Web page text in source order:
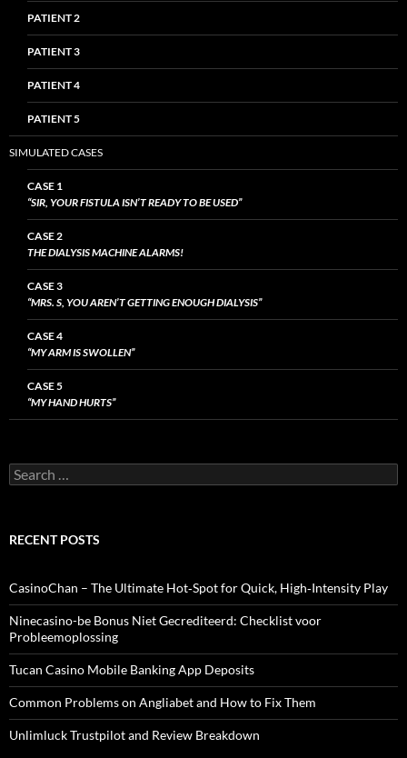
PATIENT 2
PATIENT 3
PATIENT 4
PATIENT 5
SIMULATED CASES
CASE 1
“SIR, YOUR FISTULA ISN’T READY TO BE USED”
CASE 2
THE DIALYSIS MACHINE ALARMS!
CASE 3
“MRS. S, YOU AREN’T GETTING ENOUGH DIALYSIS”
CASE 4
“MY ARM IS SWOLLEN”
CASE 5
“MY HAND HURTS”
Search
for:
RECENT POSTS
CasinoChan – The Ultimate Hot‑Spot for Quick, High‑Intensity Play
Ninecasino-be Bonus Niet Gecrediteerd: Checklist voor
Probleemoplossing
Tucan Casino Mobile Banking App Deposits
Common Problems on Angliabet and How to Fix Them
Unlimluck Trustpilot and Review Breakdown